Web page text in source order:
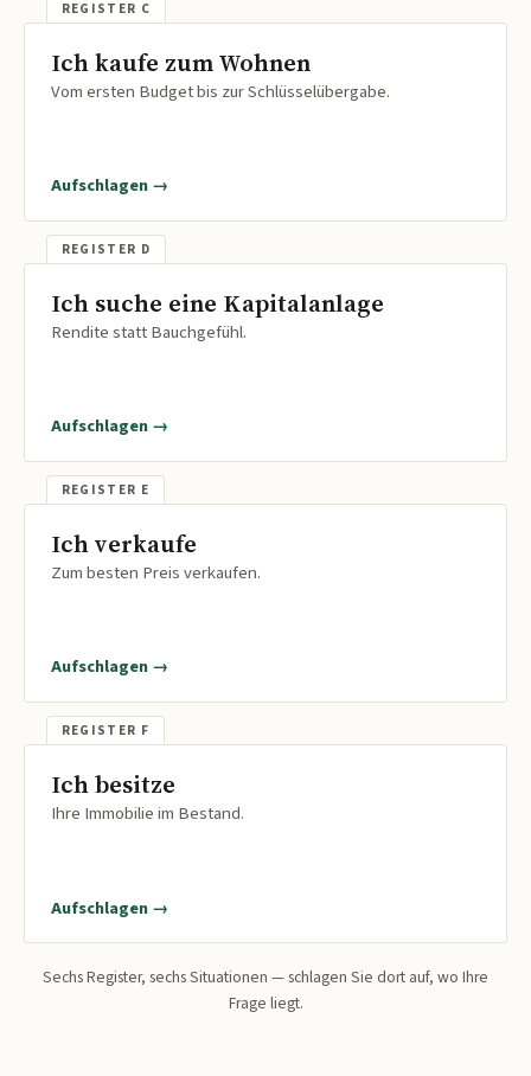
Ich kaufe zum Wohnen
Vom ersten Budget bis zur Schlüsselübergabe.
Aufschlagen →
Ich suche eine Kapitalanlage
Rendite statt Bauchgefühl.
Aufschlagen →
Ich verkaufe
Zum besten Preis verkaufen.
Aufschlagen →
Ich besitze
Ihre Immobilie im Bestand.
Aufschlagen →
Sechs Register, sechs Situationen — schlagen Sie dort auf, wo Ihre
Frage liegt.